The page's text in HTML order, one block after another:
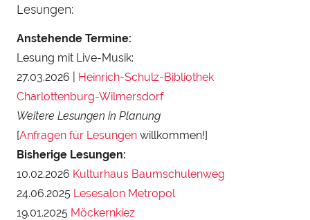
Lesungen:
Anstehende Termine:
Lesung mit Live-Musik:
27.03.2026 | Heinrich-Schulz-Bibliothek
Charlottenburg-Wilmersdorf
Weitere Lesungen in Planung
[Anfragen für Lesungen willkommen!]
Bisherige Lesungen:
10.02.2026 Kulturhaus Baumschulenweg
24.06.2025 Lesesalon Metropol
19.01.2025 Möckernkiez